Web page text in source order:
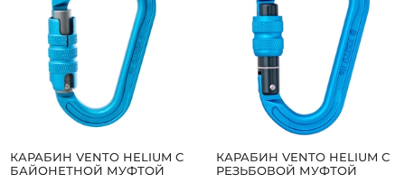
КАРАБИН VENTO HELIUM С
БАЙОНЕТНОЙ МУФТОЙ
КАРАБИН VENTO HELIUM С
РЕЗЬБОВОЙ МУФТОЙ